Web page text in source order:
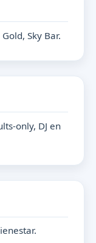
Sky Bar.
only, DJ en